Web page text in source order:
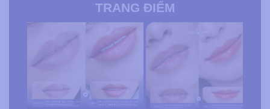
TRANG ĐIỂM